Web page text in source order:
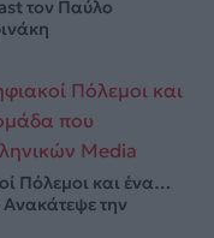
τον Παύλο
Πόλεμοι και ένα…
την